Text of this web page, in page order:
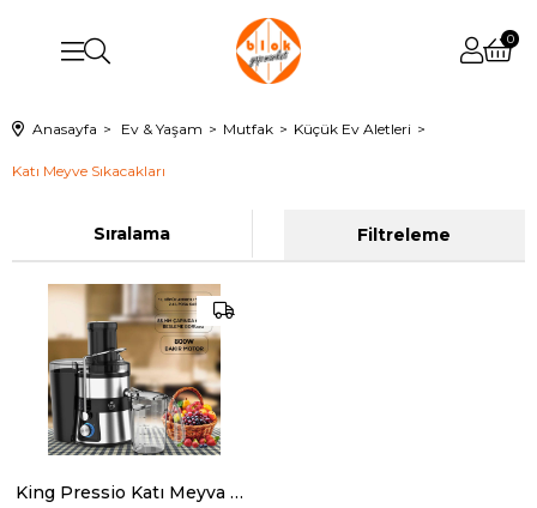
0
Anasayfa Ev & Yaşam Mutfak Küçük Ev Aletleri
Katı Meyve Sıkacakları
Filtreleme
Sıralama
King Pressio Katı Meyva Sıkacağı